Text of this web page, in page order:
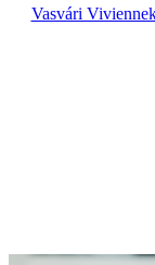
Vasvári